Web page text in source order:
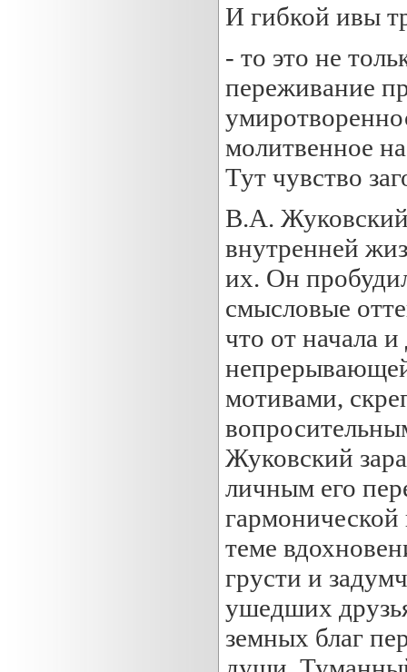
И гибкой ивы
- то это не
переживание
молитвенное
Тут чувство
В.А.
внутренней
их. Он
смысловые
что от начала
мотивами,
Жуковский
личным его
теме
грусти и
ушедших
земных благ